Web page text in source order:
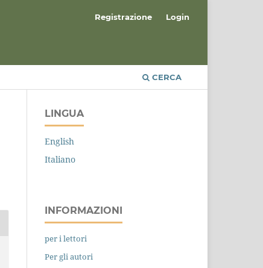
CERCA
Registrazione Login
LINGUA
English
Italiano
INFORMAZIONI
per i lettori
Per gli autori